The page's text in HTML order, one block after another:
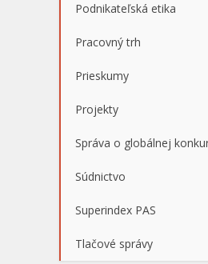
Podnikateľská etika
Pracovný trh
Prieskumy
Projekty
Správa o globálnej
Súdnictvo
Superindex PAS
Tlačové správy